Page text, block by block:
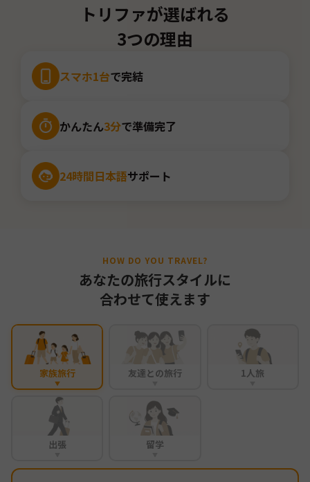
トリファが選ばれる
3つの理由
スマホ1台で完結
かんたん3分で準備完了
24時間日本語サポート
HOW DO YOU TRAVEL?
あなたの旅行スタイルに
合わせて使えます
家族旅行
▼
友達との旅行 1人旅
出張 留学